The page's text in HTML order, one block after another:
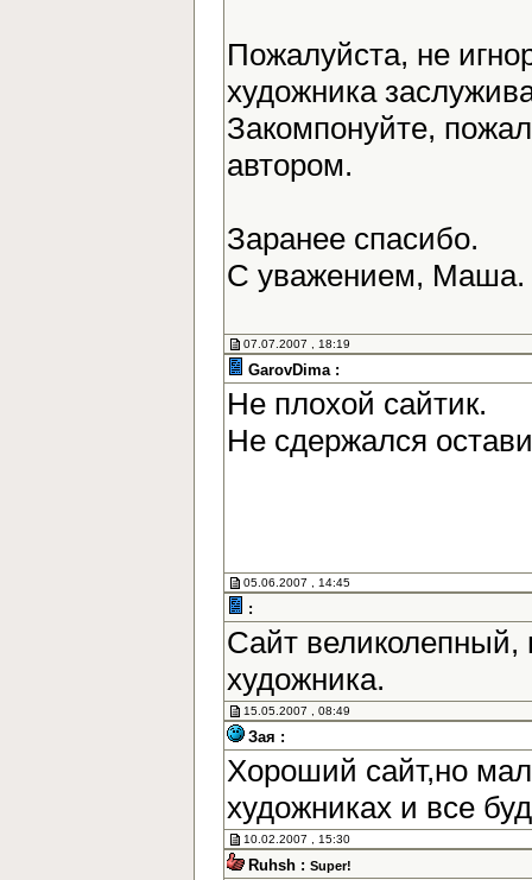
Пожалуйста, не
художника
Закомпонуйте,
автором.
Заранее спасибо.
С уважением, Маша.
07.07.2007 , 18:19
GarovDima :
Не плохой сайтик.
Не сдержался
05.06.2007 , 14:45
:
Сайт великолепный,
художника.
15.05.2007 , 08:49
Зая :
Хороший сайт,но
художниках и все
10.02.2007 , 15:30
Ruhsh : Super!